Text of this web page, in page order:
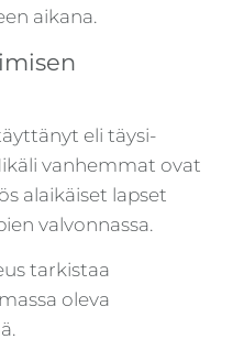
aikana.
eli täysi-
vanhemmat ovat
alaikäiset lapset
valvonnassa.
tarkistaa
oleva